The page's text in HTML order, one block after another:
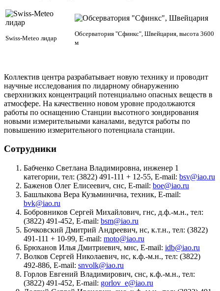
Swiss-Meteo лидар
Обсерватория "Сфинкс", Швейцария, высота 3600
м
Коллектив центра разрабатывает новую технику и проводит
научные исcледования по лидарному обнаружению
сверхнизких концентраций потенциально опасных веществ в
атмосфере. На качественно новом уровне продолжаются
работы по оснащению Cтанции высотного зондирования
новыми измерительными каналами, ведутся работы по
повышению измерительного потенциала станции.
Сотрудники
Бабченко Светлана Владимировна, инженер 1
категории, тел: (3822) 491-111 + 12-55, E-mail: bsv@iao.ru
Баженов Олег Елисеевич, снс, E-mail: boe@iao.ru
Башлыкова Вера Кузьминична, техник, E-mail:
bvk@iao.ru
Бобровников Сергей Михайлович, гнс, д.ф.-м.н., тел:
(3822) 491-452, E-mail: bsm@iao.ru
Бочковский Дмитрий Андреевич, нс, к.т.н., тел: (3822)
491-111 + 10-99, E-mail: moto@iao.ru
Брюханов Илья Дмитриевич, мнс, E-mail: idb@iao.ru
Волков Сергей Николаевич, нс, к.ф.-м.н., тел: (3822)
492-886, E-mail: snvolk@iao.ru
Горлов Евгений Владимирович, снс, к.ф.-м.н., тел:
(3822) 491-452, E-mail: gorlov_e@iao.ru